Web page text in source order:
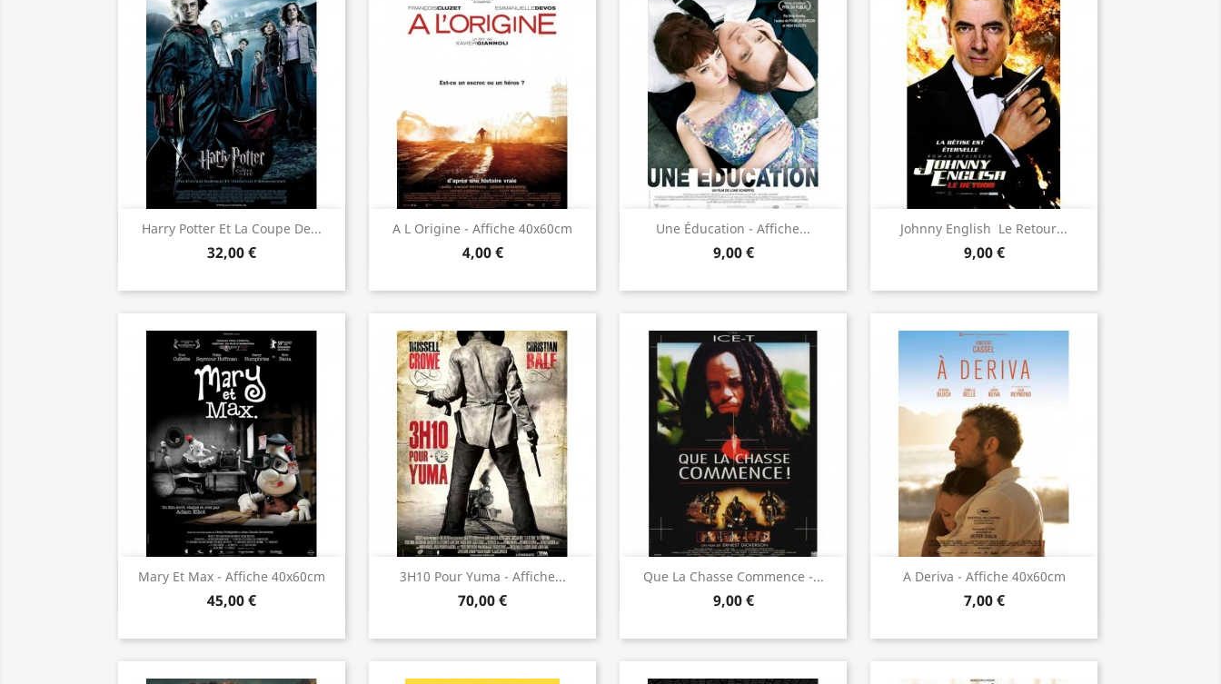
Harry Potter Et La Coupe De...
32,00 €
Aperçu rapide A L Origine - Affiche 40x60cm
4,00 €
Aperçu rapide Une Éducation - Affiche...
9,00 €
Aperçu rapide Johnny English  Le Retour...
9,00 €
 Aperçu rapide
Mary Et Max - Affiche 40x60cm
45,00 €
Aperçu rapide 3H10 Pour Yuma - Affiche...
70,00 €
Aperçu rapide Que La Chasse Commence -...
9,00 €
Aperçu rapide A Deriva - Affiche 40x60cm
7,00 €
Aperçu rapide